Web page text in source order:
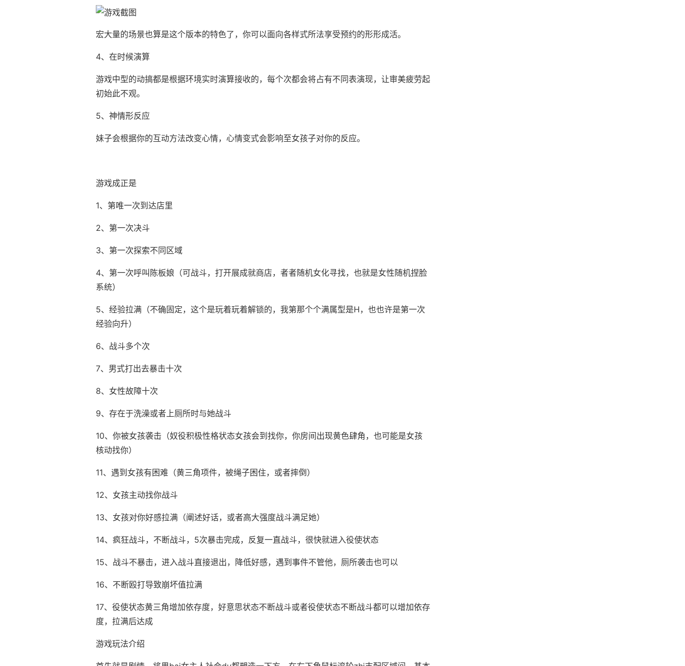
宏大量的场景也算是这个版本的特色了，你可以面向各样式所法享受预约的形形成活。
4、在时候演算
游戏中型的动搞都是根据环境实时演算接收的，每个次都会将占有不同表演现，让审美疲劳起
初始此不观。
5、神情形反应
妹子会根据你的互动方法改变心情，心情变式会影响至女孩子对你的反应。
游戏成正是
1、第唯一次到达店里
2、第一次决斗
3、第一次探索不同区域
4、第一次呼叫陈板娘（可战斗，打开展成就商店，者者随机女化寻找，也就是女性随机捏脸
系统）
5、经验拉满（不确固定，这个是玩着玩着解锁的，我第那个个满属型是H，也也许是第一次
经验向升）
6、战斗多个次
7、男式打出去暴击十次
8、女性故障十次
9、存在于洗澡或者上厕所时与她战斗
10、你被女孩袭击（奴役积极性格状态女孩会到找你，你房间出现黄色肆角，也可能是女孩
核动找你）
11、遇到女孩有困难（黄三角项件，被绳子困住，或者摔倒）
12、女孩主动找你战斗
13、女孩对你好感拉满（阐述好话，或者高大强度战斗满足她）
14、疯狂战斗，不断战斗，5次暴击完成，反复一直战斗，很快就进入役使状态
15、战斗不暴击，进入战斗直接退出，降低好感，遇到事件不管他，厕所袭击也可以
16、不断殴打导致崩坏值拉满
17、役使状态黄三角增加依存度，好意思状态不断战斗或者役使状态不断战斗都可以增加依存
度，拉满后达成
游戏玩法介绍